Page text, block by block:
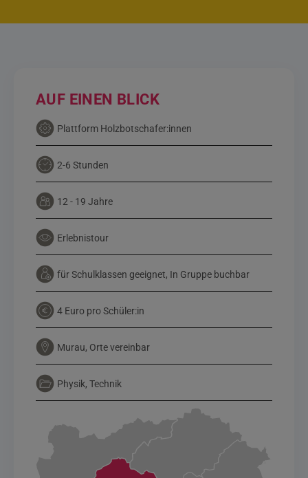
AUF EINEN BLICK
Plattform Holzbotschafer:innen
2-6 Stunden
12 - 19 Jahre
Erlebnistour
für Schulklassen geeignet, In Gruppe buchbar
4 Euro pro Schüler:in
Murau, Orte vereinbar
Physik, Technik